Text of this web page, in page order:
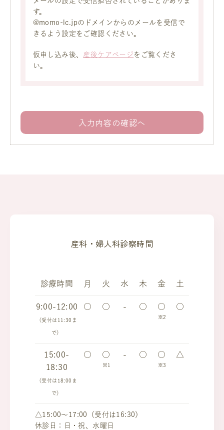
す。
@momo-lc.jpのドメインからのメールを受信で
きるよう設定をご確認ください。
仮申し込み後、 産後ケアページ をご覧くださ
い。
産科・婦人科診察時間
診療時間 月 火 水 木 金 土
9:00-12:00
（受付は11:30ま
で）
○ ○ - ○ ○
※2
○
15:00-
18:30
（受付は18:00ま
で）
○ ○
※1
- ○ ○
※3
△
△15:00～17:00（受付は16:30）
休診日：日・祝、水曜日